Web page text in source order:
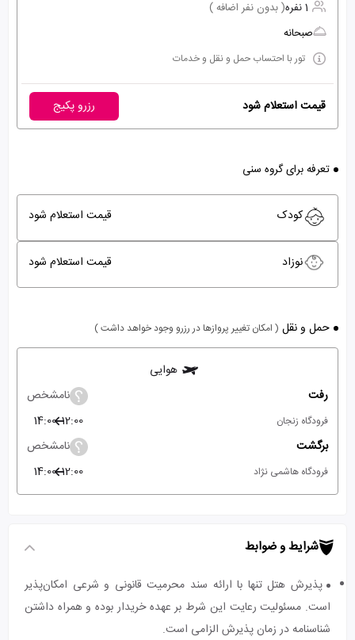
1 نفره
( بدون نفر اضافه )
صبحانه
تور با احتساب حمل و نقل و خدمات
قیمت استعلام شود رزرو پکیج
تعرفه برای گروه سنی
کودک قیمت استعلام شود
نوزاد قیمت استعلام شود
حمل و نقل ( امکان تغییر پروازها در رزرو وجود خواهد داشت )
هوایی
رفت
نامشخص
فرودگاه زنجان 12:00
14:00
برگشت
نامشخص
فرودگاه هاشمی نژاد 12:00
14:00
شرایط و ضوابط
پذیرش هتل تنها با ارائه سند محرمیت قانونی و شرعی امکان‌پذیر
است. مسئولیت رعایت این شرط بر عهده خریدار بوده و همراه داشتن
شناسنامه در زمان پذیرش الزامی است.